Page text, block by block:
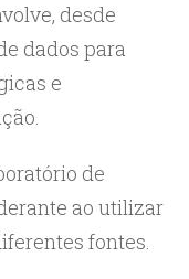
desde
dados para
e
de
ao utilizar
fontes.